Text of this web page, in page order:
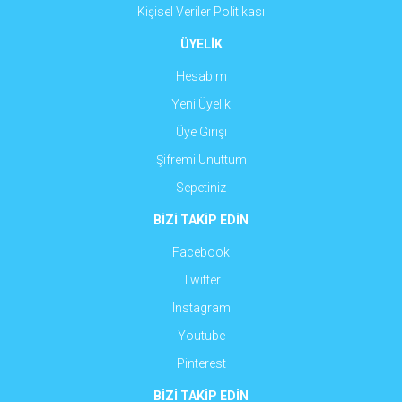
Kişisel Veriler Politikası
ÜYELİK
Hesabım
Yeni Üyelik
Üye Girişi
Şifremi Unuttum
Sepetiniz
BİZİ TAKİP EDİN
Facebook
Twitter
Instagram
Youtube
Pinterest
BİZİ TAKİP EDİN